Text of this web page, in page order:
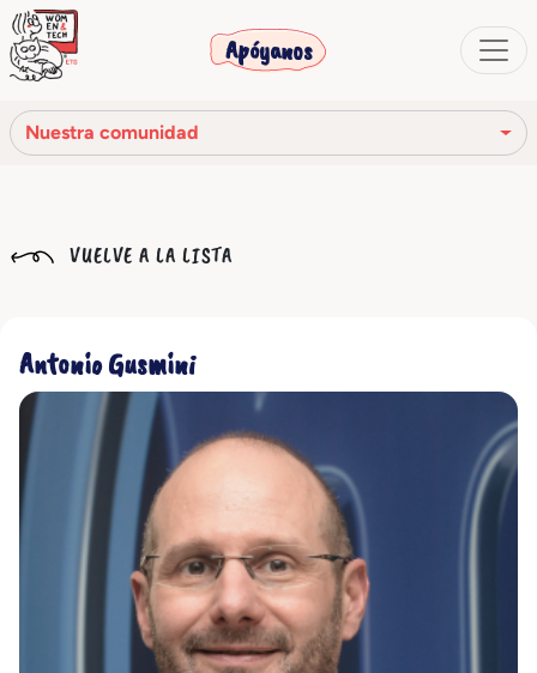
Apóyanos
Nuestra comunidad
Nuestra historia
Nuestra red
Nuestra comunidad
VUELVE A LA LISTA
Antonio Gusmini